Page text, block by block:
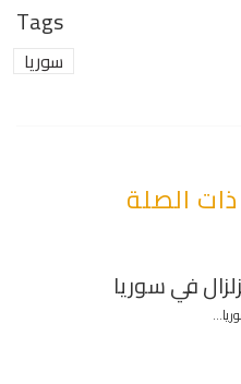
Tags
سوريا
الصلة
في سوريا